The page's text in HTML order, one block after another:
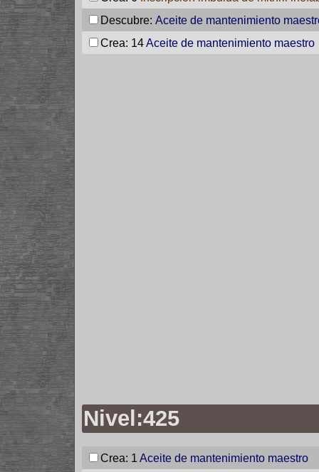
Descubre: Aceite de mantenimiento
Crea: 14Aceite de mantenimiento maestro
Nivel:425
Crea: 1 Aceite de mantenimiento maestro